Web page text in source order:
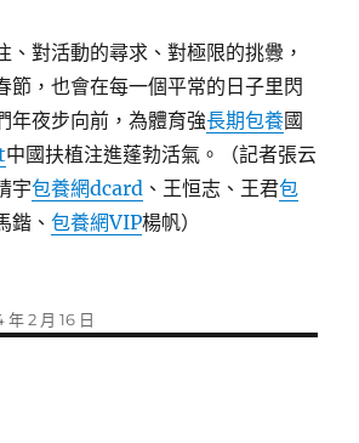
、對活動的尋求、對極限的挑釁，
節，也會在每一個平常的日子里閃
年夜步向前，為體育強長期包養國
中國扶植注進蓬勃活氣。（記者張云
宇包養網dcard 、王恒志、王君包
鍇、包養網VIP楊帆）
年 2 月 16 日